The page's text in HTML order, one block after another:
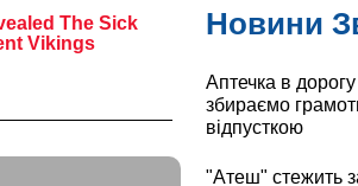
Новини
Аптечка в
збираємо
відпусткою
"Атеш" стежить